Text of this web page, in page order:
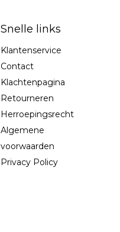
Snelle links
Klantenservice
Contact
Klachtenpagina
Retourneren
Herroepingsrecht
Algemene
voorwaarden
Privacy Policy